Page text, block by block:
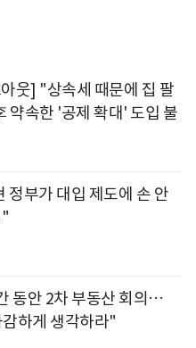
웃] "상속세 때문에 집 팔
약속한 '공제 확대' 도입 불
정부가 대입 제도에 손 안
동안 2차 부동산 회의…
하게 생각하라"